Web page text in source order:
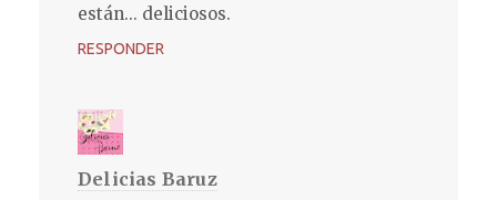
están... deliciosos.
RESPONDER
Delicias Baruz